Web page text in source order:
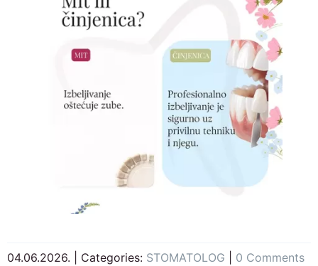
04.06.2026. Categories: STOMATOLOG 0 Comments